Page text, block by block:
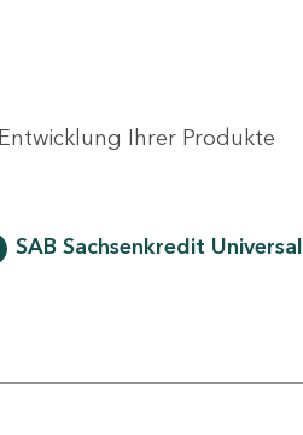
Ihrer Produkte
SAB Sachsenkredit Universal